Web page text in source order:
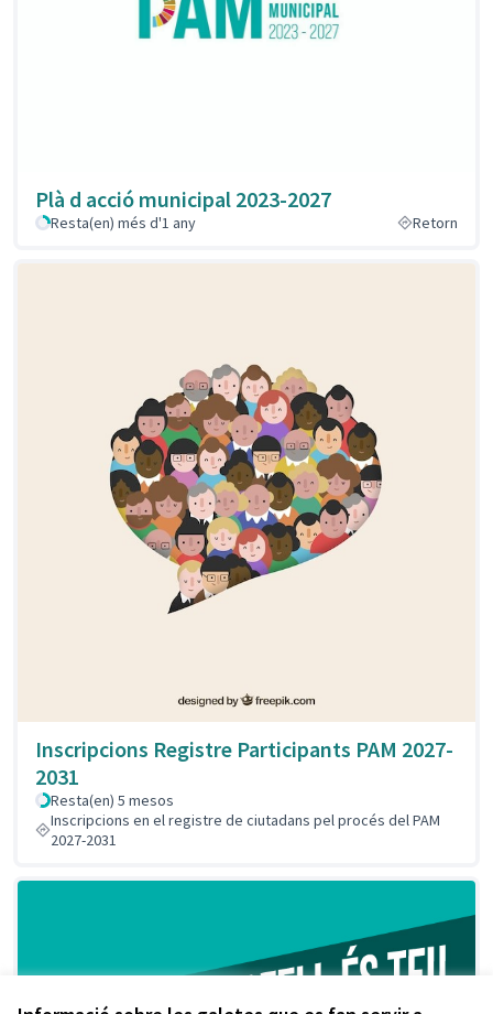
Plà d acció municipal 2023-2027
Resta(en) més d'1 any Retorn
Inscripcions Registre Participants PAM 2027-
2031
Resta(en) 5 mesos
Inscripcions en el registre de ciutadans pel procés del PAM
2027-2031